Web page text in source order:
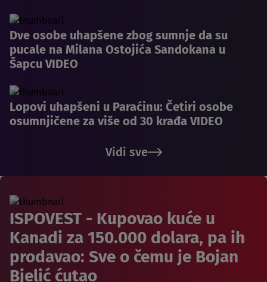
Dve osobe uhapšene zbog sumnje da su
pucale na Milana Ostojića Sandokana u
Šapcu VIDEO
Lopovi uhapšeni u Paraćinu: Četiri osobe
osumnjičene za više od 30 krađa VIDEO
Vidi sve
ISPOVEST - Kupovao kuće u
Kanadi za 150.000 dolara, pa ih
prodavao: Sve o čemu je Bojan
Bjelić ćutao